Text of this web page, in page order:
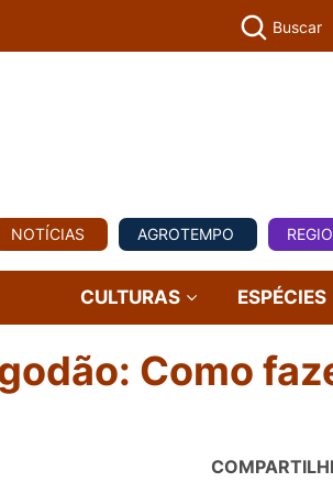
COMERCIAL AGROVIAGENS
Buscar
NOTÍCIAS AGROTEMPO
CULTURAS ESPÉCIES
Como